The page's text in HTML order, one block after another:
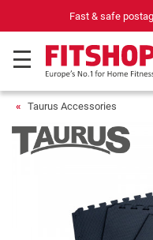
Fast & safe
Taurus Accessories